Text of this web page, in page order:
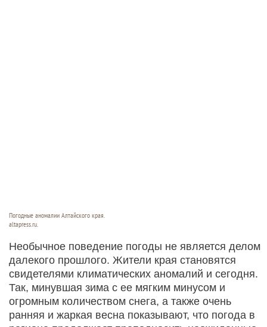
Погодные аномалии Алтайского края.
altapress.ru.
Необычное поведение погоды не является делом
далекого прошлого. Жители края становятся
свидетелями климатических аномалий и сегодня.
Так, минувшая зима с ее мягким минусом и
огромным количеством снега, а также очень
ранняя и жаркая весна показывают, что погода в